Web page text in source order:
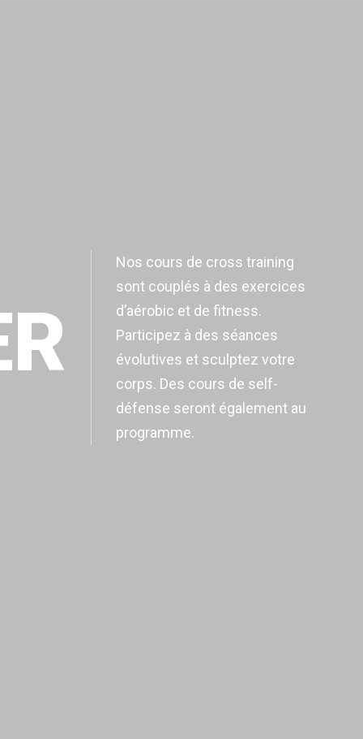
Nos cours de cross training
sont couplés à des exercices
d’aérobic et de fitness.
Participez à des séances
évolutives et sculptez votre
corps. Des cours de self-
défense seront également au
programme.